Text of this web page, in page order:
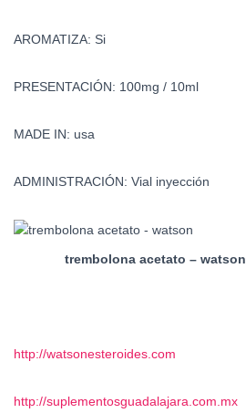
AROMATIZA: Si
PRESENTACIÓN: 100mg / 10ml
MADE IN: usa
ADMINISTRACIÓN: Vial inyección
trembolona acetato – watson
http://watsonesteroides.com
http://suplementosguadalajara.com.mx